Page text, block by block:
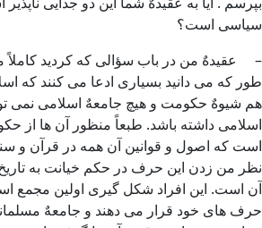
سیاسی است؟
– عقیدهٌ من در باب سؤالی که کردید
طور که می دانید بسیاری ادعا می کنند که
هم شیوهٌ حکومت و هیچ جامعهٌ اسلامی نمی
اسلامی داشته باشد. طبعاً منظور آن ها از
است که اصول و قوانین آن همه در قرآن و
نظر من زدن این حرف در حکم خیانت به تاریخ
آن است. این افراد شکل گیری اولین مجمع
حرف های خود قرار می دهند و جامعهٌ